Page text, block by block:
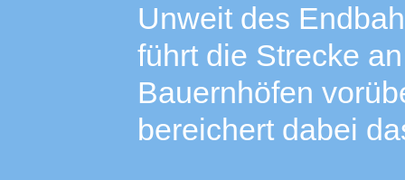
Unweit des
führt die Strecke
Bauernhöfen
bereichert dabei